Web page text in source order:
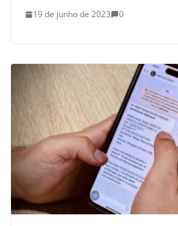
19 de junho de 2023 0